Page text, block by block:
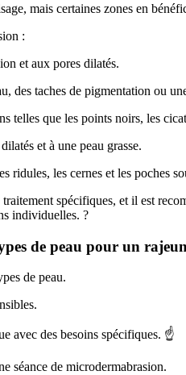
mais certaines zones en
:
et aux pores dilatés.
des taches de pigmentation ou
que les points noirs, les
et à une peau grasse.
ridules, les cernes et les poches
spécifiques, et il est
individuelles. ?
de peau pour un
de peau.
avec des besoins spécifiques. ☝️
séance de microdermabrasion.